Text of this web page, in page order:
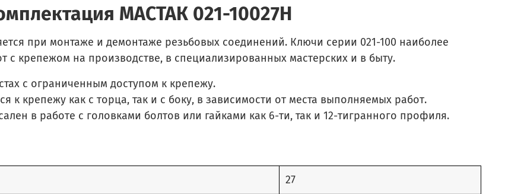
МАСТАК 021-10027H
при монтаже и демонтаже резьбовых соединений. Ключи серии 021-100 наиболее
крепежом на производстве, в специализированных мастерских и в быту.
с ограниченным доступом к крепежу.
к крепежу как с торца, так и с боку, в зависимости от места выполняемых работ.
в работе с головками болтов или гайками как 6-ти, так и 12-тигранного профиля.
27